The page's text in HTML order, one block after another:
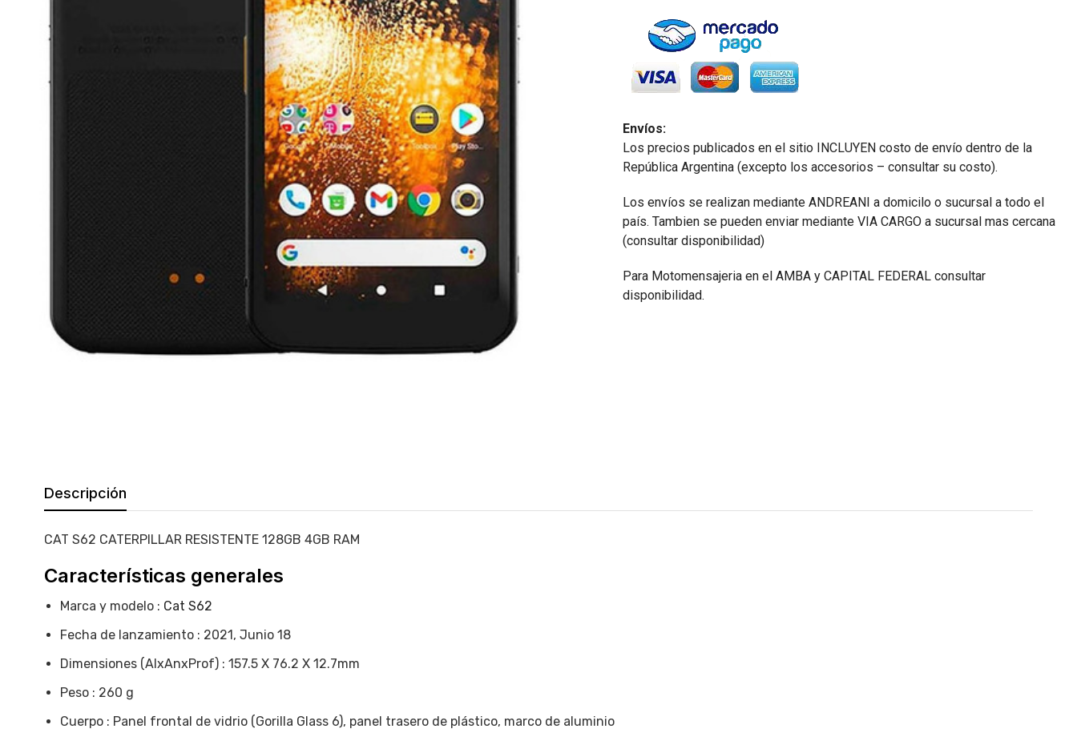
Envíos:
Los precios publicados en el sitio INCLUYEN costo de envío dentro de la
República Argentina (excepto los accesorios – consultar su costo).
Los envíos se realizan mediante ANDREANI a domicilo o sucursal a todo el
país. Tambien se pueden enviar mediante VIA CARGO a sucursal mas cercana
(consultar disponibilidad)
Para Motomensajeria en el AMBA y CAPITAL FEDERAL consultar
disponibilidad.
Descripción
CAT S62 CATERPILLAR RESISTENTE 128GB 4GB RAM
Características generales
Marca y modelo : Cat S62
Fecha de lanzamiento : 2021, Junio 18
Dimensiones (AlxAnxProf) : 157.5 Х 76.2 Х 12.7mm
Peso : 260 g
Cuerpo : Panel frontal de vidrio (Gorilla Glass 6), panel trasero de plástico, marco de aluminio